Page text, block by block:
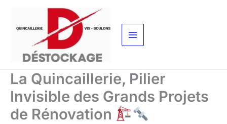
contenu
La Quincaillerie, Pilier
Invisible des Grands Projets
de Rénovation